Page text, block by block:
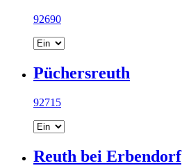
92690
Püchersreuth
92715
Reuth bei Erbendorf